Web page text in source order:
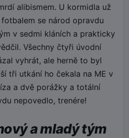
alibismem. U kormidla už
se národ opravdu
v sedmi kláních a prakticky
Všechny čtyři úvodní
vyhrát, ale herně to byl
tři utkání ho čekala na ME v
a dvě porážky a totální
nepovedlo, trenére!
a mladý tým